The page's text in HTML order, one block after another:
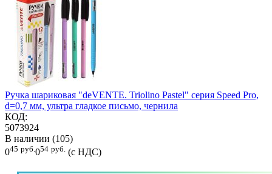
Ручка шариковая "deVENTE. Triolino Pastel" серия Speed Pro,
d=0,7 мм, ультра гладкое письмо, чернила
КОД:
5073924
В наличии (105)
045 руб. 054 руб. (с НДС)